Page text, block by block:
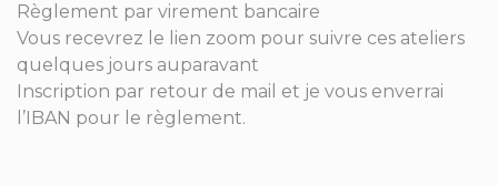
Règlement par virement bancaire
Vous recevrez le lien zoom pour suivre ces ateliers
quelques jours auparavant
Inscription par retour de mail et je vous enverrai
l’IBAN pour le règlement.